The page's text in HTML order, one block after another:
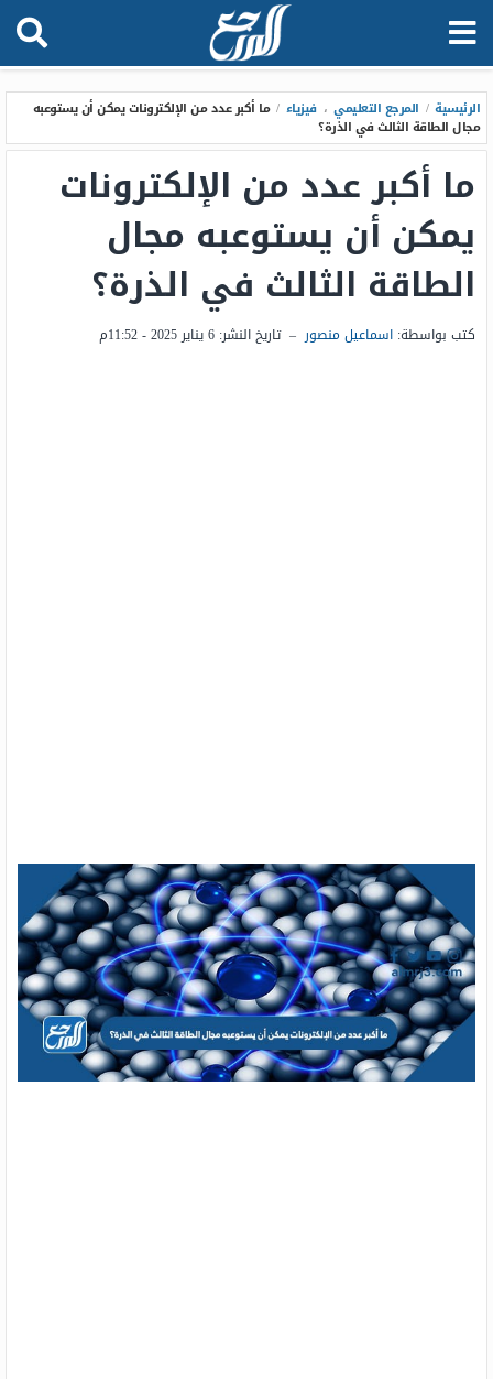
الرئيسية / المرجع التعليمي ، فيزياء / ما أكبر عدد من الإلكترونات يمكن أن يستوعبه
مجال الطاقة الثالث في الذرة؟
ما أكبر عدد من الإلكترونات
يمكن أن يستوعبه مجال
الطاقة الثالث في الذرة؟
كتب بواسطة: اسماعيل منصور – تاريخ النشر: 6 يناير 2025 - 11:52م